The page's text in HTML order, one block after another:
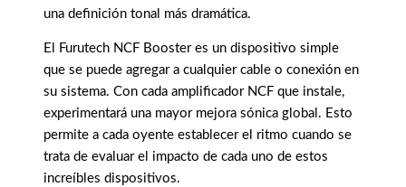
una definición tonal más dramática.
El Furutech NCF Booster es un dispositivo simple
que se puede agregar a cualquier cable o conexión en
su sistema. Con cada amplificador NCF que instale,
experimentará una mayor mejora sónica global. Esto
permite a cada oyente establecer el ritmo cuando se
trata de evaluar el impacto de cada uno de estos
increíbles dispositivos.